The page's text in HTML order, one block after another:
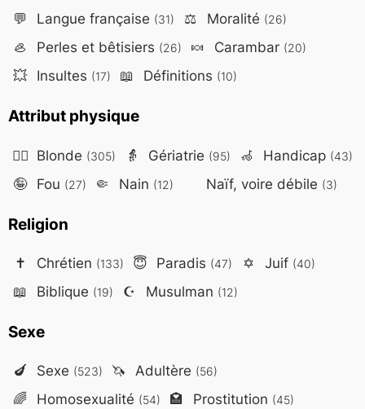
💬 Langue française (31) ⚖️ Moralité (26)
🦪 Perles et bêtisiers (26) 🍬 Carambar (20)
💥 Insultes (17) 📖 Définitions (10)
Attribut physique
👱‍♀️ Blonde (305) 👵 Gériatrie (95) 🦽 Handicap (43)
🤪 Fou (27) 🤏 Nain (12) Naïf, voire débile (3)
Religion
✝️ Chrétien (133) 😇 Paradis (47) ✡️ Juif (40)
📖 Biblique (19) ☪️ Musulman (12)
Sexe
🍆 Sexe (523) 🦄 Adultère (56)
🌈 Homosexualité (54) 🏩 Prostitution (45)